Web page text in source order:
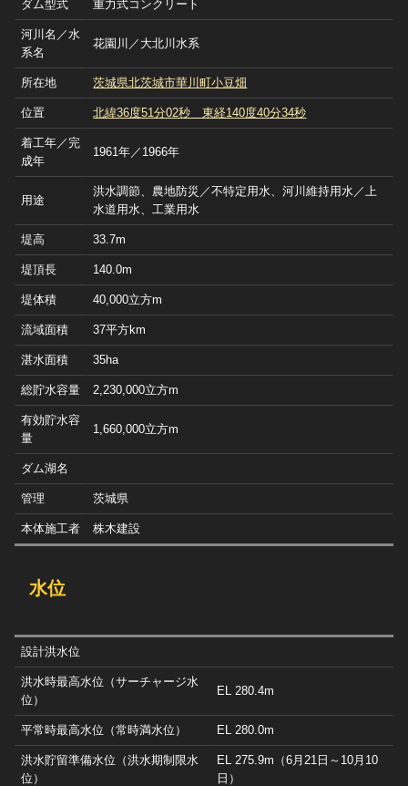
ダム型式 重力式コンクリート
河川名／水
系名
花園川／大北川水系
所在地 茨城県北茨城市華川町小豆畑
位置 北緯36度51分02秒 東経140度40分34秒
着工年／完
成年
1961年／1966年
用途
洪水調節、農地防災／不特定用水、河川維持用水／上
水道用水、工業用水
堤高 33.7m
堤頂長 140.0m
堤体積 40,000立方m
流域面積 37平方km
湛水面積 35ha
総貯水容量 2,230,000立方m
有効貯水容
量
1,660,000立方m
ダム湖名
管理 茨城県
本体施工者 株木建設
水位
設計洪水位
洪水時最高水位（サーチャージ水
位）
EL 280.4m
平常時最高水位（常時満水位） EL 280.0m
洪水貯留準備水位（洪水期制限水
位）
EL 275.9m（6月21日～10月10
日）